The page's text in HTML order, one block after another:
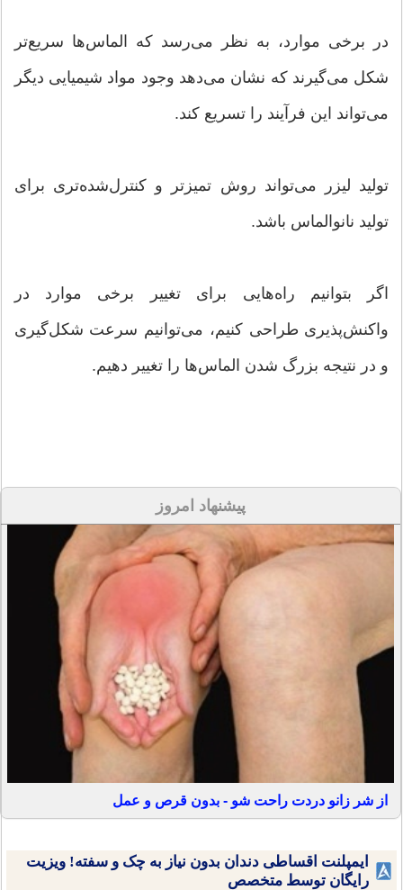
در برخی موارد، به نظر می‌رسد که الماس‌ها سریع‌تر
شکل می‌گیرند که نشان می‌دهد وجود مواد شیمیایی دیگر
می‌تواند این فرآیند را تسریع کند.
تولید لیزر می‌تواند روش تمیزتر و کنترل‌شده‌تری برای
تولید نانوالماس باشد.
اگر بتوانیم راه‌هایی برای تغییر برخی موارد در
واکنش‌پذیری طراحی کنیم، می‌توانیم سرعت شکل‌گیری
و در نتیجه بزرگ شدن الماس‌ها را تغییر دهیم.
پیشنهاد امروز
از شر زانو دردت راحت شو - بدون قرص و عمل
ایمپلنت اقساطی دندان بدون نیاز به چک و سفته! ویزیت
رایگان توسط متخصص